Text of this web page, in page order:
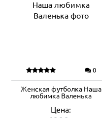
0
Женская футболка Наша
любимка Валенька
Цена: